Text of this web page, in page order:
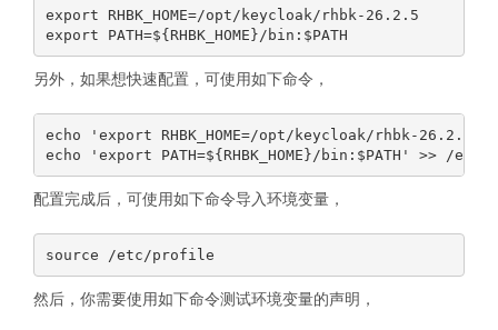
export RHBK_HOME=/opt/keycloak/rhbk-26.2.5
另外，如果想快速配置，可使用如下命令，
echo 'export RHBK_HOME=/opt/keycloak/rhbk-
配置完成后，可使用如下命令导入环境变量，
然后，你需要使用如下命令测试环境变量的声明，